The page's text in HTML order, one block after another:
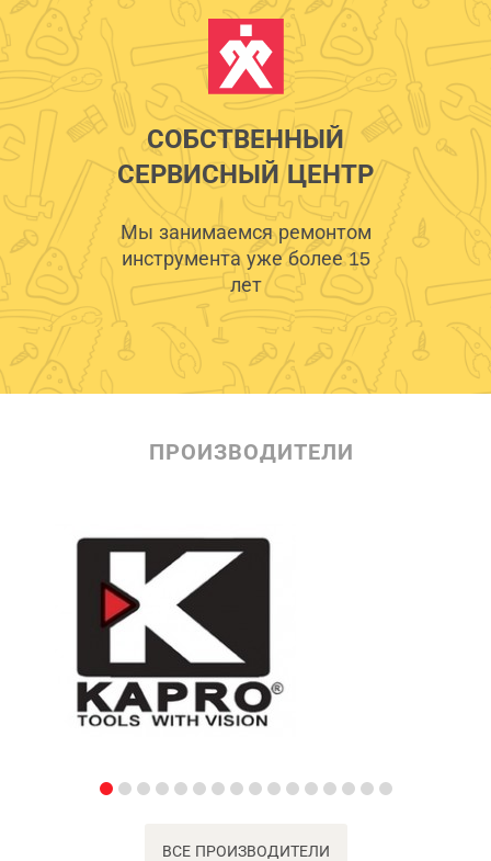
СОБСТВЕННЫЙ
СЕРВИСНЫЙ ЦЕНТР
Мы занимаемся ремонтом
инструмента уже более 15
лет
ПРОИЗВОДИТЕЛИ
ВСЕ ПРОИЗВОДИТЕЛИ